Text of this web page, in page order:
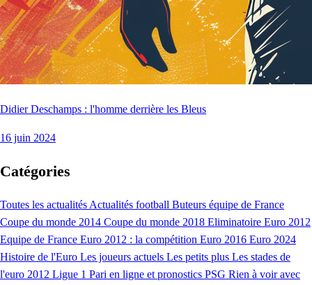
Didier Deschamps : l'homme derrière les Bleus
16 juin 2024
Catégories
Toutes les actualitésActualités football Buteurs équipe de France
Coupe du monde 2014 Coupe du monde 2018 Eliminatoire Euro 2012
Equipe de France Euro 2012 : la compétition Euro 2016 Euro 2024
Histoire de l'Euro Les joueurs actuels Les petits plus Les stades de
l'euro 2012 Ligue 1 Pari en ligne et pronostics PSG Rien à voir avec